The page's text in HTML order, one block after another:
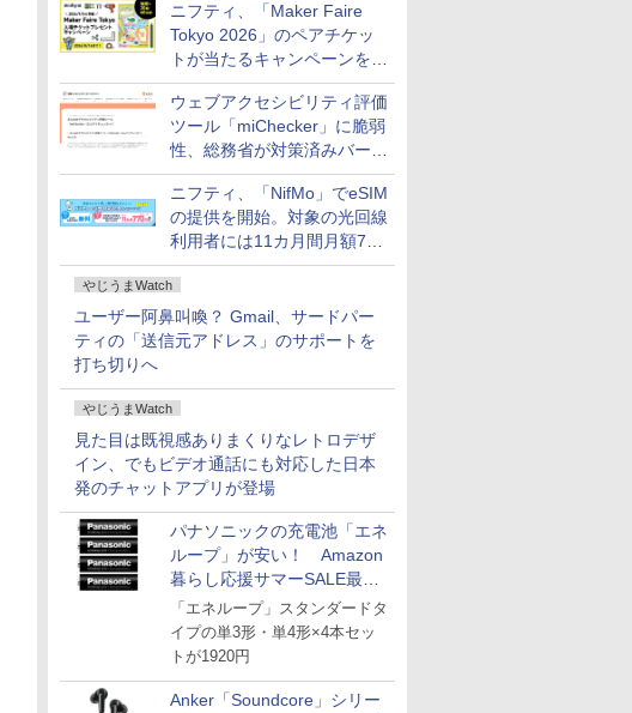
ニフティ、「Maker Faire
Tokyo 2026」のペアチケッ
トが当たるキャンペーンをX
で実施。8月16日まで
ウェブアクセシビリティ評価
ツール「miChecker」に脆弱
性、総務省が対策済みバージ
ョンへの更新を呼び掛け
ニフティ、「NifMo」でeSIM
の提供を開始。対象の光回線
利用者には11カ月間月額770
円割引のキャンペーン
やじうまWatch
ユーザー阿鼻叫喚？ Gmail、サードパー
ティの「送信元アドレス」のサポートを
打ち切りへ
やじうまWatch
見た目は既視感ありまくりなレトロデザ
イン、でもビデオ通話にも対応した日本
発のチャットアプリが登場
パナソニックの充電池「エネ
ループ」が安い！ Amazon
暮らし応援サマーSALE最終
日
「エネループ」スタンダードタ
イプの単3形・単4形×4本セッ
トが1920円
Anker「Soundcore」シリー